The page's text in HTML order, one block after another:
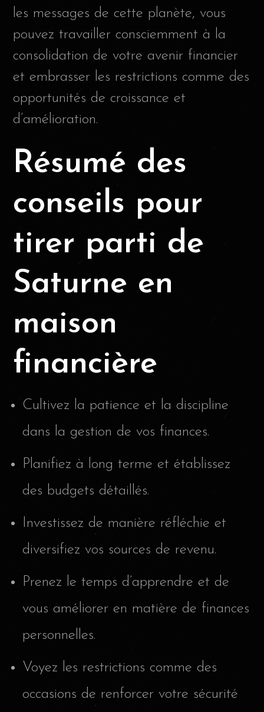
les messages de cette planète, vous
pouvez travailler consciemment à la
consolidation de votre avenir financier
et embrasser les restrictions comme des
opportunités de croissance et
d’amélioration.
Résumé des
conseils pour
tirer parti de
Saturne en
maison
financière
Cultivez la patience et la discipline
dans la gestion de vos finances.
Planifiez à long terme et établissez
des budgets détaillés.
Investissez de manière réfléchie et
diversifiez vos sources de revenu.
Prenez le temps d’apprendre et de
vous améliorer en matière de finances
personnelles.
Voyez les restrictions comme des
occasions de renforcer votre sécurité